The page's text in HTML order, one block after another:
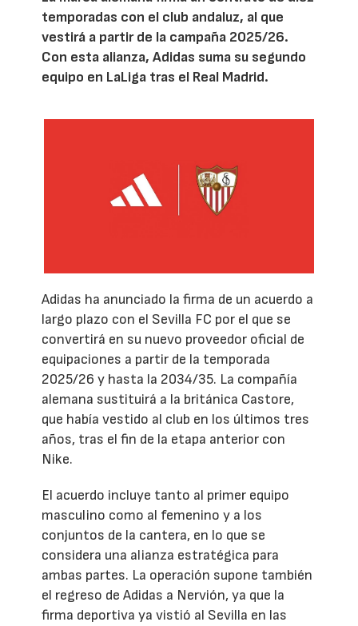
temporadas con el club andaluz, al que
vestirá a partir de la campaña 2025/26.
Con esta alianza, Adidas suma su segundo
equipo en LaLiga tras el Real Madrid.
Adidas ha anunciado la firma de un acuerdo a
largo plazo con el Sevilla FC por el que se
convertirá en su nuevo proveedor oficial de
equipaciones a partir de la temporada
2025/26 y hasta la 2034/35. La compañía
alemana sustituirá a la británica Castore,
que había vestido al club en los últimos tres
años, tras el fin de la etapa anterior con
Nike.
El acuerdo incluye tanto al primer equipo
masculino como al femenino y a los
conjuntos de la cantera, en lo que se
considera una alianza estratégica para
ambas partes. La operación supone también
el regreso de Adidas a Nervión, ya que la
firma deportiva ya vistió al Sevilla en las